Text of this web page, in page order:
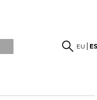
EU